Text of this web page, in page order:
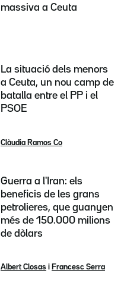
massiva a Ceuta
La situació dels menors
a Ceuta, un nou camp de
batalla entre el PP i el
PSOE
Clàudia Ramos Co
Guerra a l'Iran: els
beneficis de les grans
petrolieres, que guanyen
més de 150.000 milions
de dòlars
Albert Closas i Francesc Serra